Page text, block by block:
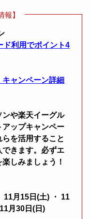
】
ド利用でポイント4
キャンペーン詳細
や楽天イーグル
ップキャンペー
を活用すること
きます。必ずエ
しみましょう！
11月15日(土) ・ 11
月30日(日)